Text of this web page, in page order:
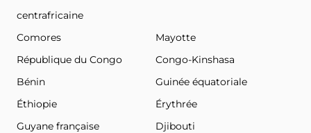
centrafricaine
Comores
Mayotte
République du Congo
Congo-Kinshasa
Bénin
Guinée équatoriale
Éthiopie
Érythrée
Guyane française
Djibouti